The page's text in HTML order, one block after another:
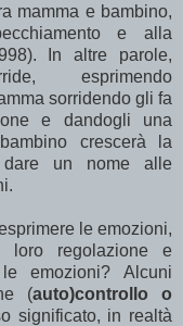
mamma e bambino,
e alla
In altre parole,
esprimendo
sorridendo gli fa
e dandogli una
crescerà la
un nome alle
le emozioni,
loro regolazione e
emozioni? Alcuni
(auto)controllo o
significato, in realtà